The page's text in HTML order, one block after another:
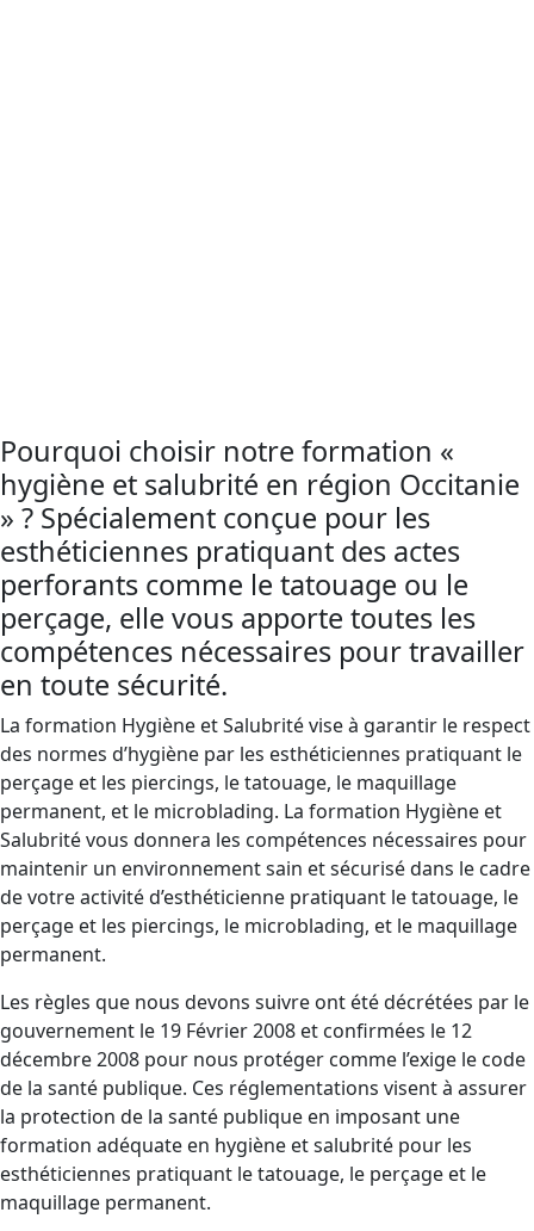
Pourquoi choisir notre formation «
hygiène et salubrité en région Occitanie
» ? Spécialement conçue pour les
esthéticiennes pratiquant des actes
perforants comme le tatouage ou le
perçage, elle vous apporte toutes les
compétences nécessaires pour travailler
en toute sécurité.
La formation Hygiène et Salubrité vise à garantir le respect
des normes d’hygiène par les esthéticiennes pratiquant le
perçage et les piercings, le tatouage, le maquillage
permanent, et le microblading. La formation Hygiène et
Salubrité vous donnera les compétences nécessaires pour
maintenir un environnement sain et sécurisé dans le cadre
de votre activité d’esthéticienne pratiquant le tatouage, le
perçage et les piercings, le microblading, et le maquillage
permanent.
Les règles que nous devons suivre ont été décrétées par le
gouvernement le 19 Février 2008 et confirmées le 12
décembre 2008 pour nous protéger comme l’exige le code
de la santé publique. Ces réglementations visent à assurer
la protection de la santé publique en imposant une
formation adéquate en hygiène et salubrité pour les
esthéticiennes pratiquant le tatouage, le perçage et le
maquillage permanent.